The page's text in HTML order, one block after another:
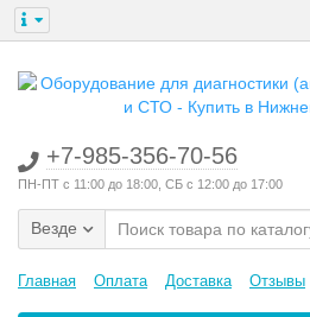
+7-985-356-70-56
ПН-ПТ с 11:00 до 18:00, СБ с 12:00 до 17:00
Везде
Главная Оплата Доставка Отзывы